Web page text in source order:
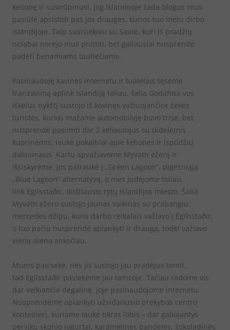
kelionę ir susirūpinusi, jog Islandijoje žada blogus orus
pasiūlė apsistoti pas jos drauges, kurios tuo metu dirbo
Islandijoje. Taip susisiekiau su Saule, kuri iš pradžių
nelabai norėjo mus priimti, bet galiausiai nusprendė
padėti benamiams tautiečiams.
Pasinaudoję kavinės internetu ir tualetais tęsėme
tranzavimą aplink Islandiją toliau, šalia Godafoss vos
iškėlus nykštį sustojo iš kavinęs važiuojančios čekės
turistės, kurios mažame automobilyje buvo trise, bet
nusprendė pasiimti dar 2 keliautojus su didelėmis
kuprinėmis, laukė pokalbiai apie keliones ir įspūdžių
dalinimasis. Kartu apvažiavome Myvatn ežerą ir
išsiskyrėme. Jos patraukė į „Green Lagoon”, pigesniąją
„Blue Lagoon” alternatyvą, o mes judėjome toliau,
link Egilsstaðir, didžiausio rytų Islandijos miesto. Šalia
Myvatn ežero sustojo jaunas vaikinas su prabangiu
mercedes džipu, kuris darbo reikalais važiavo į Egilsstaðir,
o tuo pačiu nusprendė aplankyti ir draugą, todėl važiavo
viena diena anksčiau.
Mums pasisekė, nes jis sustojo jau pradėjus temti,
tad Egilsstaðir pasiekėme jau tamsoje. Tačiau radome vis
dar veikiančia degalinę, joje pasinaudojome internetu.
Nusprendėme aplankyti užsidariusio prekybos centro
konteinerį, kuriame laukė tikras lobis – dar galiojantys
persikų skonio jogurtai, karamelinės bandelės, šokoladinės